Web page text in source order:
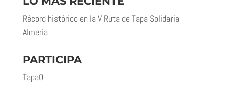
Récord histórico en la V Ruta de Tapa Solidaria
Almería
PARTICIPA
Tapa0